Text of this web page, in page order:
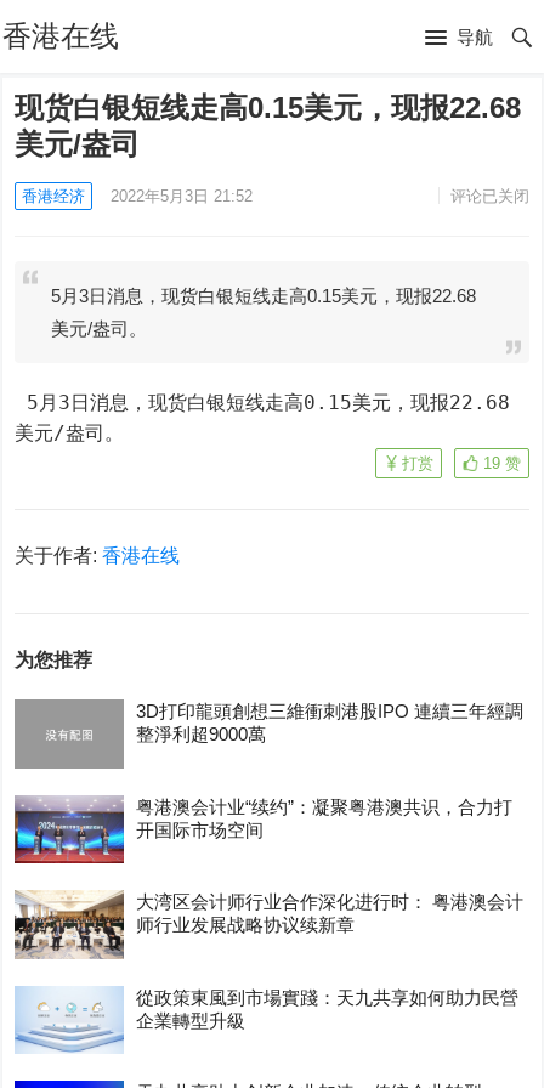
香港在线 导航
现货白银短线走高0.15美元，现报22.68
美元/盎司
香港经济 2022年5月3日 21:52 评论已关闭
5月3日消息，现货白银短线走高0.15美元，现报22.68
美元/盎司。
美元/盎司。
19 赞
打赏
关于作者:香港在线
为您推荐
3D打印龍頭創想三維衝刺港股IPO 連續三年經調
整淨利超9000萬
粤港澳会计业“续约”：凝聚粤港澳共识，合力打
开国际市场空间
大湾区会计师行业合作深化进行时： 粤港澳会计
师行业发展战略协议续新章
從政策東風到市場實踐：天九共享如何助力民營
企業轉型升級